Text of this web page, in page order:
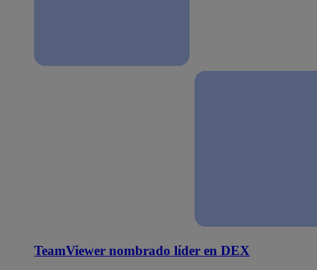
TeamViewer nombrado líder en DEX